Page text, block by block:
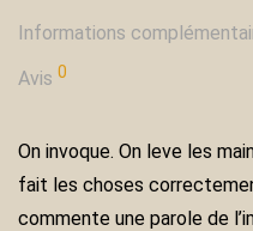
Informations
Avis 0
On invoque. On leve les
fait les choses
commente une parole de